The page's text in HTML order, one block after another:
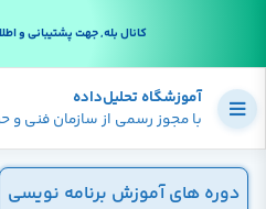
کانال بله, جهت پشتیبانی و
آموزشگاه تحلیل‌داده
با مجوز رسمی از سازمان فنی و
دوره های آموزش برنامه نویسی